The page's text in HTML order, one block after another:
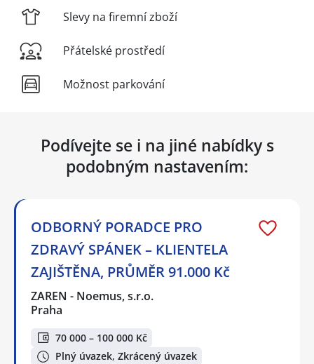
Slevy na firemní zboží
Přátelské prostředí
Možnost parkování
Podívejte se i na jiné nabídky s
podobným nastavením:
ODBORNÝ PORADCE PRO
ZDRAVÝ SPÁNEK – KLIENTELA
ZAJIŠTĚNA, PRŮMĚR 91.000 Kč
ZAREN - Noemus, s.r.o.
Praha
70 000 – 100 000 Kč
Plný úvazek, Zkrácený úvazek